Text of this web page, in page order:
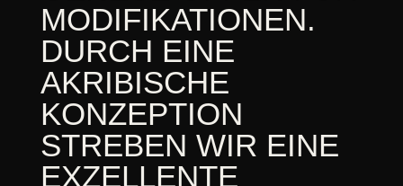
MODIFIKATIONEN.
DURCH EINE
AKRIBISCHE
KONZEPTION
STREBEN WIR EINE
EXZELLENTE